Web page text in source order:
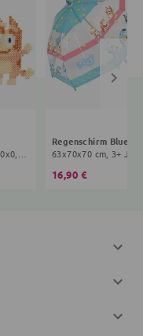
2003 Teile, 16x10x0,5 cm, 3+ Jahre, bunt
Regenschirm Bluey
16,90 €